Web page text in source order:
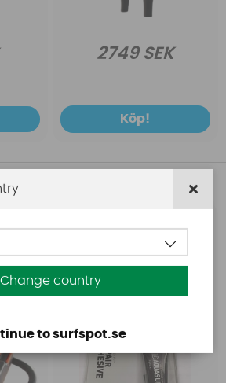
2749 SEK
Köp!
köpte även
Aquasure
Change country
to surfspot.se